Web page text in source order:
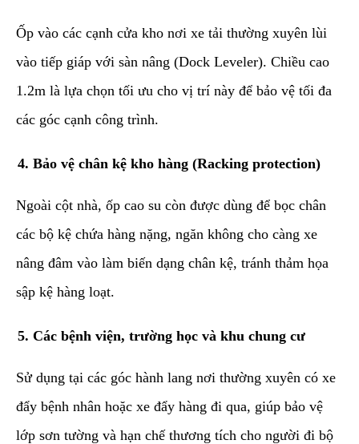
​Ốp vào các cạnh cửa kho nơi xe tải thường xuyên lùi
vào tiếp giáp với sàn nâng (Dock Leveler). Chiều cao
1.2m là lựa chọn tối ưu cho vị trí này để bảo vệ tối đa
các góc cạnh công trình.
​4. Bảo vệ chân kệ kho hàng (Racking protection)
​Ngoài cột nhà, ốp cao su còn được dùng để bọc chân
các bộ kệ chứa hàng nặng, ngăn không cho càng xe
nâng đâm vào làm biến dạng chân kệ, tránh thảm họa
sập kệ hàng loạt.
​5. Các bệnh viện, trường học và khu chung cư
​Sử dụng tại các góc hành lang nơi thường xuyên có xe
đẩy bệnh nhân hoặc xe đẩy hàng đi qua, giúp bảo vệ
lớp sơn tường và hạn chế thương tích cho người đi bộ